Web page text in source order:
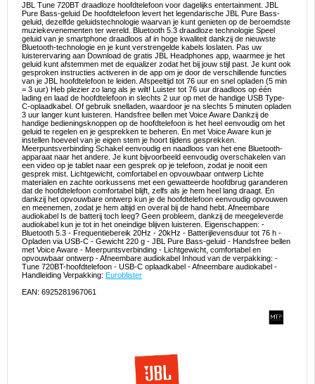
JBL Tune 720BT draadloze hoofdtelefoon voor dagelijks entertainment. JBL
Pure Bass-geluid De hoofdtelefoon levert het legendarische JBL Pure Bass-
geluid, dezelfde geluidstechnologie waarvan je kunt genieten op de beroemdste
muziekevenementen ter wereld. Bluetooth 5.3 draadloze technologie Speel
geluid van je smartphone draadloos af in hoge kwaliteit dankzij de nieuwste
Bluetooth-technologie en je kunt verstrengelde kabels loslaten. Pas uw
luisterervaring aan Download de gratis JBL Headphones app, waarmee je het
geluid kunt afstemmen met de equalizer zodat het bij jouw stijl past. Je kunt ook
gesproken instructies activeren in de app om je door de verschillende functies
van je JBL hoofdtelefoon te leiden. Afspeeltijd tot 76 uur en snel opladen (5 min
= 3 uur) Heb plezier zo lang als je wilt! Luister tot 76 uur draadloos op één
lading en laad de hoofdtelefoon in slechts 2 uur op met de handige USB Type-
C-oplaadkabel. Of gebruik snelladen, waardoor je na slechts 5 minuten opladen
3 uur langer kunt luisteren. Handsfree bellen met Voice Aware Dankzij de
handige bedieningsknoppen op de hoofdtelefoon is het heel eenvoudig om het
geluid te regelen en je gesprekken te beheren. En met Voice Aware kun je
instellen hoeveel van je eigen stem je hoort tijdens gesprekken.
Meerpuntsverbinding Schakel eenvoudig en naadloos van het ene Bluetooth-
apparaat naar het andere. Je kunt bijvoorbeeld eenvoudig overschakelen van
een video op je tablet naar een gesprek op je telefoon, zodat je nooit een
gesprek mist. Lichtgewicht, comfortabel en opvouwbaar ontwerp Lichte
materialen en zachte oorkussens met een gewatteerde hoofdbrug garanderen
dat de hoofdtelefoon comfortabel blijft, zelfs als je hem heel lang draagt. En
dankzij het opvouwbare ontwerp kun je de hoofdtelefoon eenvoudig opvouwen
en meenemen, zodat je hem altijd en overal bij de hand hebt. Afneembare
audiokabel Is de batterij toch leeg? Geen probleem, dankzij de meegeleverde
audiokabel kun je tot in het oneindige blijven luisteren. Eigenschappen: -
Bluetooth 5.3 - Frequentiebereik 20Hz - 20kHz - Batterijlevensduur tot 76 h -
Opladen via USB-C - Gewicht 220 g - JBL Pure Bass-geluid - Handsfree bellen
met Voice Aware - Meerpuntsverbinding - Lichtgewicht, comfortabel en
opvouwbaar ontwerp - Afneembare audiokabel Inhoud van de verpakking: -
Tune 720BT-hoofdtelefoon - USB-C oplaadkabel - Afneembare audiokabel -
Handleiding Verpakking: Euroblister
EAN: 6925281967061